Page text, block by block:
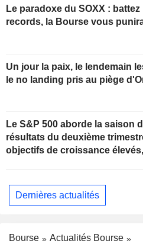
Le paradoxe du SOXX : battez
records, la Bourse vous
Un jour la paix, le lendemain
le no landing pris au piège
Le S&P 500 aborde la saison
résultats du deuxième
objectifs de croissance
Dernières actualités
Bourse
Actualités Bourse